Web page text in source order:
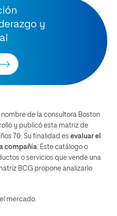
y
de la consultora Boston
y publicó esta matriz de
70. Su finalidad es evaluar el
compañía. Este catálogo o
o servicios que vende una
BCG propone analizarlo
mercado.